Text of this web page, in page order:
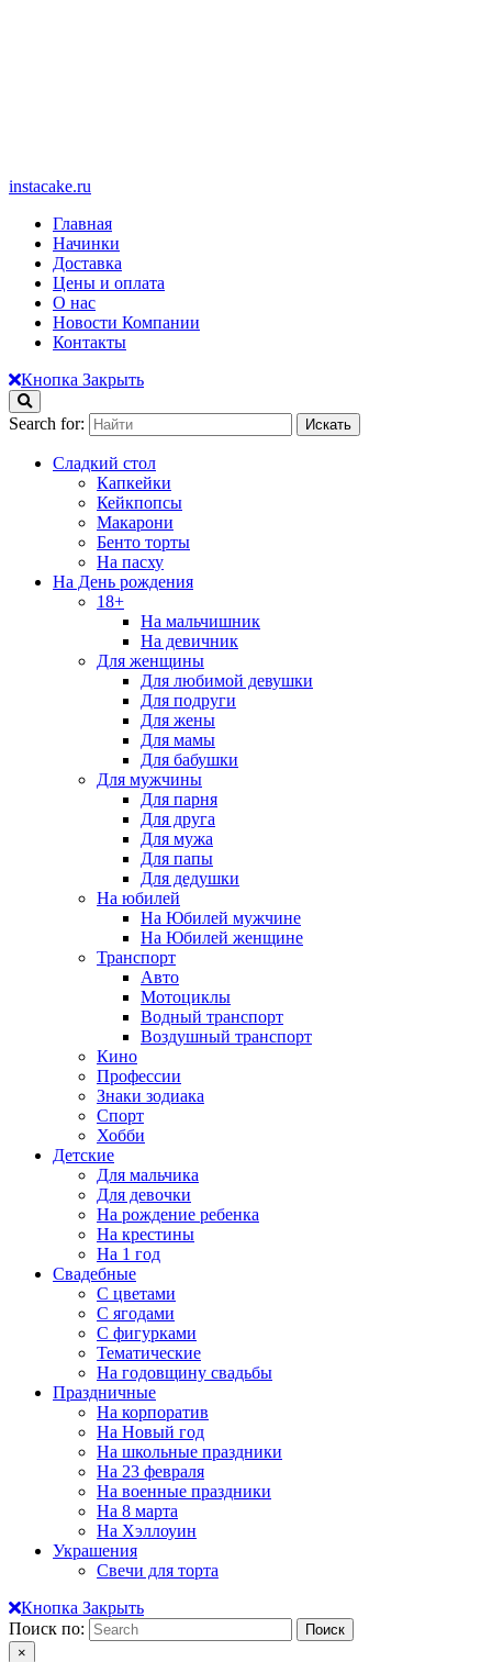
instacake.ru
Главная
Начинки
Доставка
Цены и оплата
О нас
Новости Компании
Контакты
Кнопка Закрыть
Search for:
Сладкий стол
Капкейки
Кейкпопсы
Макарони
Бенто торты
На пасху
На День рождения
18+
На мальчишник
На девичник
Для женщины
Для любимой девушки
Для подруги
Для жены
Для мамы
Для бабушки
Для мужчины
Для парня
Для друга
Для мужа
Для папы
Для дедушки
На юбилей
На Юбилей мужчине
На Юбилей женщине
Транспорт
Авто
Мотоциклы
Водный транспорт
Воздушный транспорт
Кино
Профессии
Знаки зодиака
Спорт
Хобби
Детские
Для мальчика
Для девочки
На рождение ребенка
На крестины
На 1 год
Свадебные
С цветами
С ягодами
С фигурками
Тематические
На годовщину свадьбы
Праздничные
На корпоратив
На Новый год
На школьные праздники
На 23 февраля
На военные праздники
На 8 марта
На Хэллоуин
Украшения
Свечи для торта
Кнопка Закрыть
Поиск по:
×